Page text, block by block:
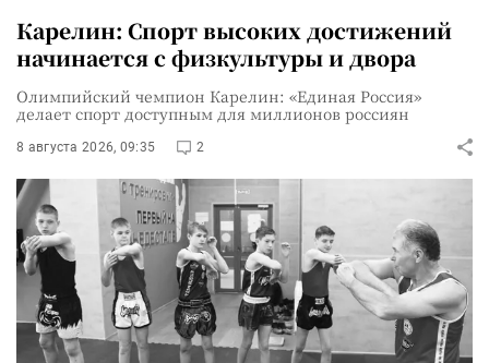
Карелин: Спорт высоких достижений
начинается с физкультуры и двора
Олимпийский чемпион Карелин: «Единая Россия»
делает спорт доступным для миллионов россиян
8 августа 2026, 09:35 2